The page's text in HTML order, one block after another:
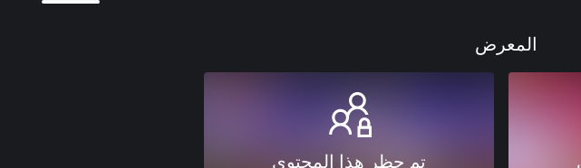
المعرض
تم حظر هذا المحتوى